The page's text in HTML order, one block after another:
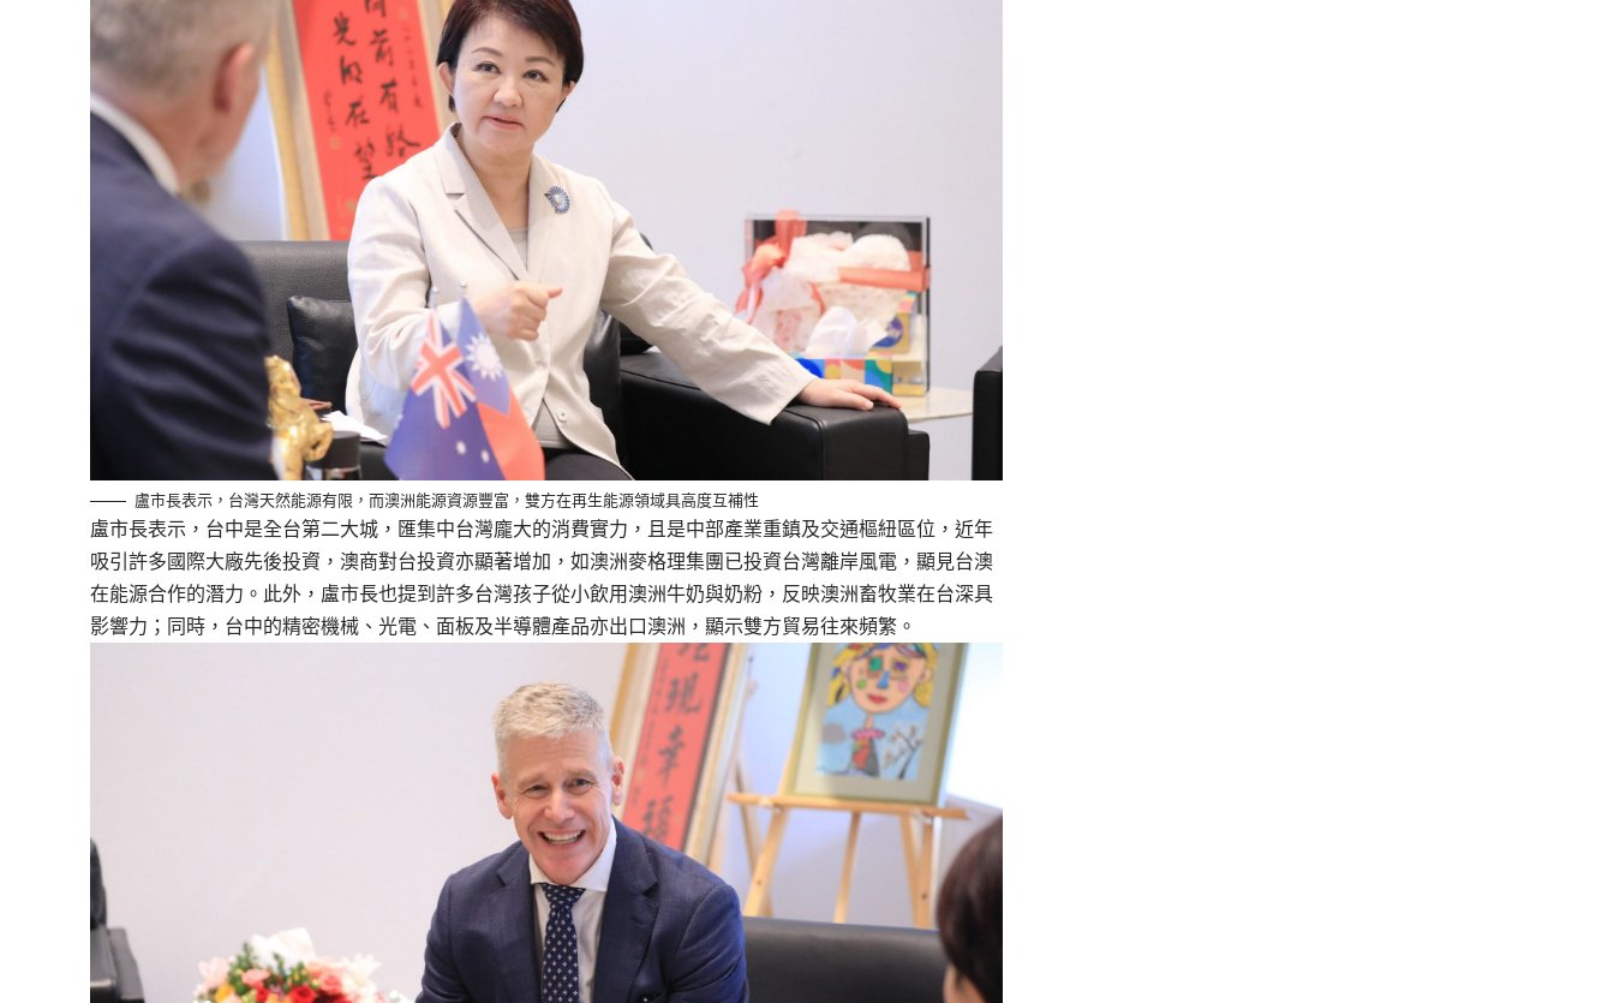
盧市長表示，台灣天然能源有限，而澳洲能源資源豐富，雙方在再生能源領域具高度互補性
盧市長表示，台中是全台第二大城，匯集中台灣龐大的消費實力，且是中部產業重鎮及交通樞紐區位，近年
吸引許多國際大廠先後投資，澳商對台投資亦顯著增加，如澳洲麥格理集團已投資台灣離岸風電，顯見台澳
在能源合作的潛力。此外，盧市長也提到許多台灣孩子從小飲用澳洲牛奶與奶粉，反映澳洲畜牧業在台深具
影響力；同時，台中的精密機械、光電、面板及半導體產品亦出口澳洲，顯示雙方貿易往來頻繁。